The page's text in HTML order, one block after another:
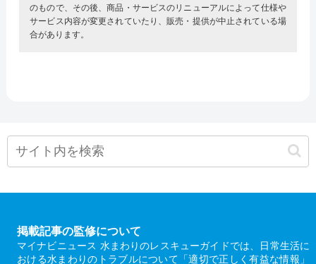
のもので、その後、商品・サービスのリニューアルによって仕様や
サービス内容が変更されていたり、販売・提供が中止されている場
合があります。
掲載記事の監修について
マイナビニュース 水まわりのレスキューガイドでは、日常生活に
おける水まわりのトラブルについて「適切で正しく有益な情報」